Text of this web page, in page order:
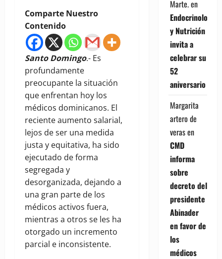
Comparte Nuestro
Contenido
Santo Domingo.- Es
profundamente
preocupante la situación
que enfrentan hoy los
médicos dominicanos. El
reciente aumento salarial,
lejos de ser una medida
justa y equitativa, ha sido
ejecutado de forma
segregada y
desorganizada, dejando a
una gran parte de los
médicos activos fuera,
mientras a otros se les ha
otorgado un incremento
parcial e inconsistente.
Marte.en
Endocrinología
y Nutrición
invita a
celebrar su
52
aniversario
Margarita
artero de
verasen
CMD
informa
sobre
decreto del
presidente
Abinader
en favor de
los
médicos